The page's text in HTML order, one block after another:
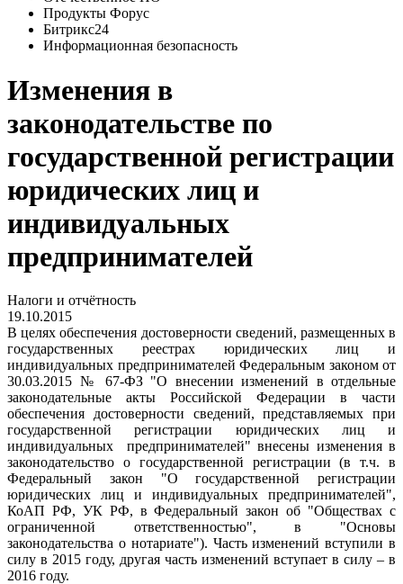
Продукты Форус
Битрикс24
Информационная безопасность
Изменения в
законодательстве по
государственной регистрации
юридических лиц и
индивидуальных
предпринимателей
Налоги и отчётность
19.10.2015
В целях обеспечения достоверности сведений, размещенных в
государственных реестрах юридических лиц и
индивидуальных предпринимателей Федеральным законом от
30.03.2015 № 67-ФЗ "О внесении изменений в отдельные
законодательные акты Российской Федерации в части
обеспечения достоверности сведений, представляемых при
государственной регистрации юридических лиц и
индивидуальных предпринимателей" внесены изменения в
законодательство о государственной регистрации (в т.ч. в
Федеральный закон "О государственной регистрации
юридических лиц и индивидуальных предпринимателей",
КоАП РФ, УК РФ, в Федеральный закон об "Обществах с
ограниченной ответственностью", в "Основы
законодательства о нотариате"). Часть изменений вступили в
силу в 2015 году, другая часть изменений вступает в силу – в
2016 году.